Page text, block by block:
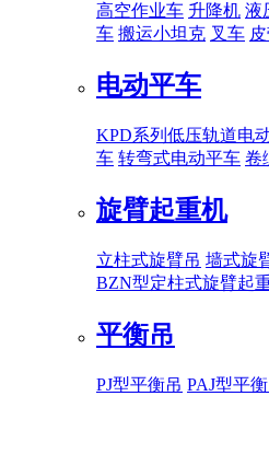
高空作业车 升降机 液
车 搬运小坦克 叉车
电动平车
KPD系列低压轨道电
车 转弯式电动平车 卷
旋臂起重机
立柱式旋臂吊 墙式旋
BZN型定柱式旋臂起
平衡吊
PJ型平衡吊 PAJ型平